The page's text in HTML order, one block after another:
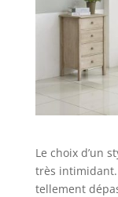
Le choix d’un
très intimidant.
tellement